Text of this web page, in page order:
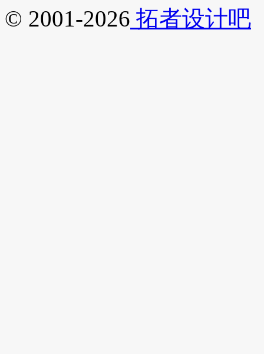
© 2001-2026 拓者设计吧